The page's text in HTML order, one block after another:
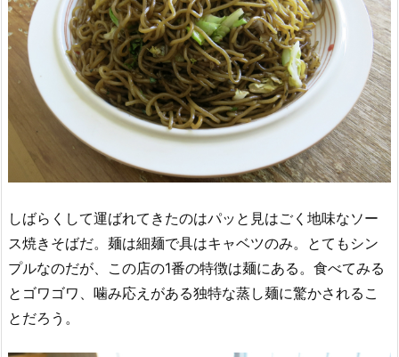
しばらくして運ばれてきたのはパッと見はごく地味なソー
ス焼きそばだ。麺は細麺で具はキャベツのみ。とてもシン
プルなのだが、この店の1番の特徴は麺にある。食べてみる
とゴワゴワ、噛み応えがある独特な蒸し麺に驚かされるこ
とだろう。